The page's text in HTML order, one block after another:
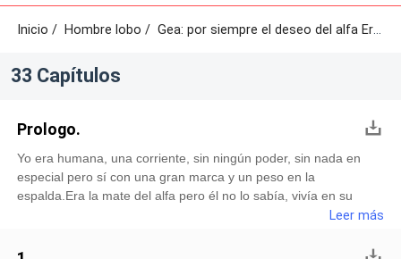
Inicio / Hombre lobo/Gea: por siempre el deseo del alfa Eros. /
33 Capítulos
Prologo.
Yo era humana, una corriente, sin ningún poder, sin nada en
especial pero sí con una gran marca y un peso en la
espalda.Era la mate del alfa pero él no lo sabía, vivía en su
manada como la acogida de una familia lobuna que me
eran mis padres.Estaba por cumplir los diecinueve, pronto
Leer más